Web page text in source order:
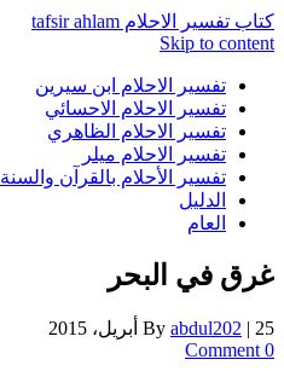
كتاب تفسير الاحلام tafsir ahlam
Skip to content
تفسير الاحلام ابن سيرين
تفسير الاحلام الاحسائي
تفسير الاحلام الظاهري
تفسير الاحلام ميلر
تفسير الأحلام بالقرآن والسنة tafsir ahlam
الدليل
العام
غرق في البحر
By abdul202 | 25 أبريل، 2015
0 Comment